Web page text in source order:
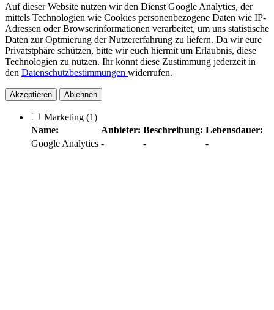
Auf dieser Website nutzen wir den Dienst Google Analytics, der
mittels Technologien wie Cookies personenbezogene Daten wie IP-
Adressen oder Browserinformationen verarbeitet, um uns statistische
Daten zur Optmierung der Nutzererfahrung zu liefern. Da wir eure
Privatstphäre schützen, bitte wir euch hiermit um Erlaubnis, diese
Technologien zu nutzen. Ihr könnt diese Zustimmung jederzeit in
den Datenschutzbestimmungen widerrufen.
Akzeptieren Ablehnen
Marketing (1)
Name:
Anbieter: Beschreibung: Lebensdauer:
Google Analytics - - -